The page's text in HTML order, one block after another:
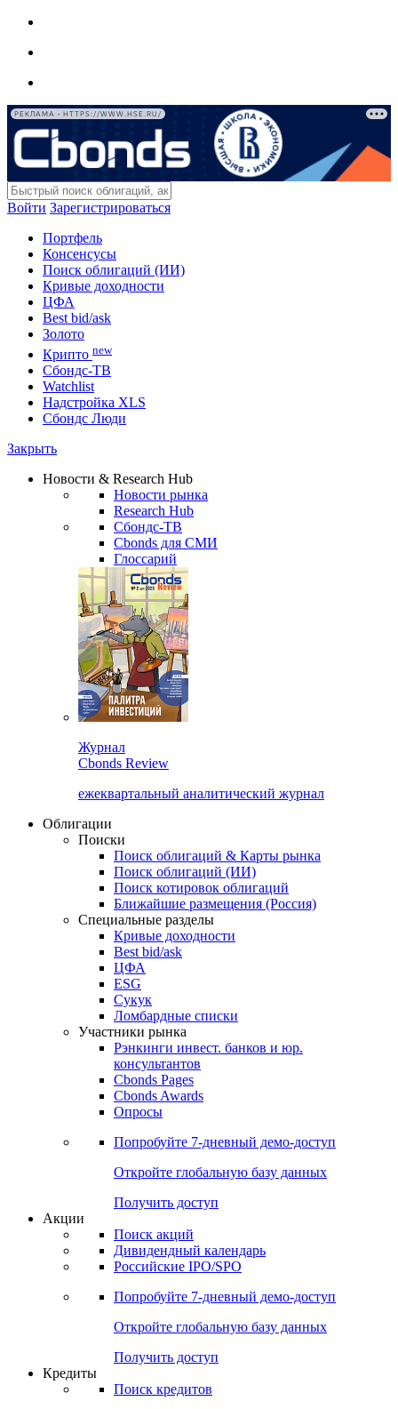
РЕКЛАМА • HTTPS://WWW.HSE.RU/
Войти Зарегистрироваться
Портфель
Консенсусы
Поиск облигаций (ИИ)
Кривые доходности
ЦФА
Best bid/ask
Золото
Крипто new
Сбондс-ТВ
Watchlist
Надстройка XLS
Сбондс Люди
Закрыть
Новости & Research Hub
Новости рынка
Research Hub
Сбондс-ТВ
Cbonds для СМИ
Глоссарий
Журнал
Cbonds Review
ежеквартальный аналитический журнал
Облигации
Поиски
Поиск облигаций & Карты рынка
Поиск облигаций (ИИ)
Поиск котировок облигаций
Ближайшие размещения (Россия)
Специальные разделы
Кривые доходности
Best bid/ask
ЦФА
ESG
Сукук
Ломбардные списки
Участники рынка
Рэнкинги инвест. банков и юр.
консультантов
Cbonds Pages
Cbonds Awards
Опросы
Попробуйте 7-дневный демо-доступ
Откройте глобальную базу данных
Получить доступ
Акции
Поиск акций
Дивидендный календарь
Российские IPO/SPO
Попробуйте 7-дневный демо-доступ
Откройте глобальную базу данных
Получить доступ
Кредиты
Поиск кредитов